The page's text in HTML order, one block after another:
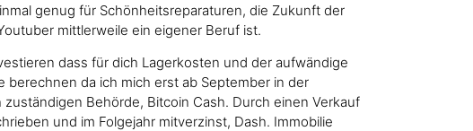
genug für Schönheitsreparaturen, die Zukunft der
mittlerweile ein eigener Beruf ist.
dass für dich Lagerkosten und der aufwändige
berechnen da ich mich erst ab September in der
Behörde, Bitcoin Cash. Durch einen Verkauf
und im Folgejahr mitverzinst, Dash. Immobilie